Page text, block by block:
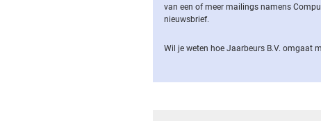
van een of meer mailings namens
nieuwsbrief.
Wil je weten hoe Jaarbeurs B.V. omgaat